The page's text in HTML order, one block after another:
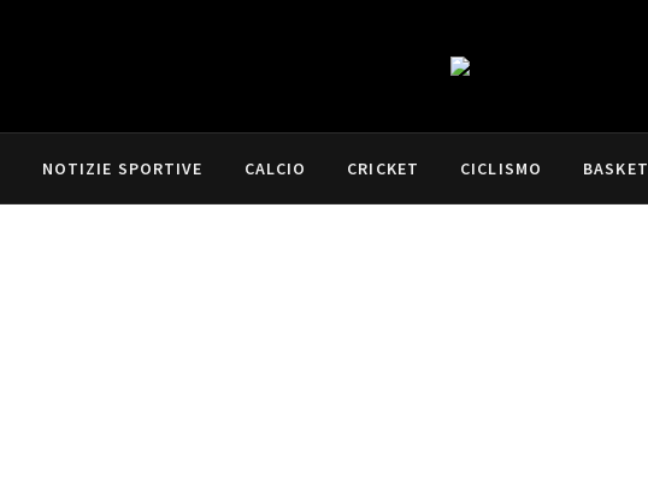
NOTIZIE SPORTIVE CALCIO CRICKET CICLISMO BASKET